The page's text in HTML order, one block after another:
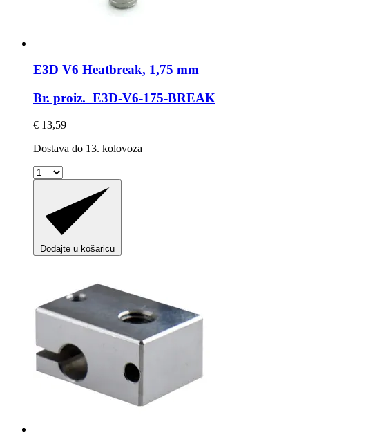
E3D V6 Heatbreak, 1,75 mm
Br. proiz. E3D-V6-175-BREAK
€ 13,59
Dostava do 13. kolovoza
Dodajte u košaricu